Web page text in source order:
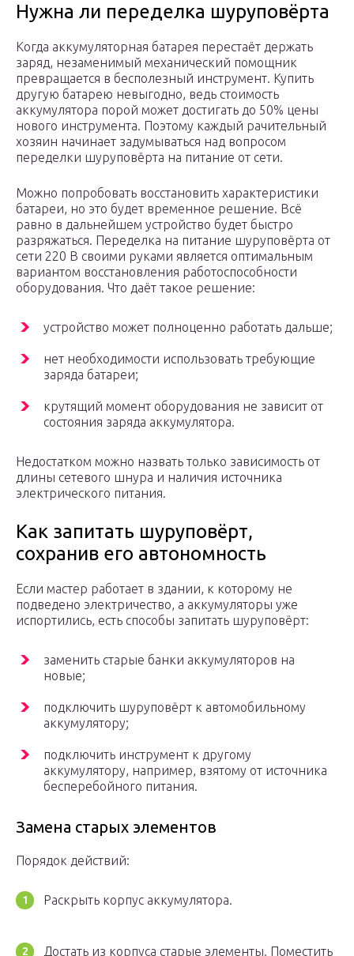
Нужна ли переделка шуруповёрта
Когда аккумуляторная батарея перестаёт держать
заряд, незаменимый механический помощник
превращается в бесполезный инструмент. Купить
другую батарею невыгодно, ведь стоимость
аккумулятора порой может достигать до 50% цены
нового инструмента. Поэтому каждый рачительный
хозяин начинает задумываться над вопросом
переделки шуруповёрта на питание от сети.
Можно попробовать восстановить характеристики
батареи, но это будет временное решение. Всё
равно в дальнейшем устройство будет быстро
разряжаться. Переделка на питание шуруповёрта от
сети 220 В своими руками является оптимальным
вариантом восстановления работоспособности
оборудования. Что даёт такое решение:
устройство может полноценно работать дальше;
нет необходимости использовать требующие
заряда батареи;
крутящий момент оборудования не зависит от
состояния заряда аккумулятора.
Недостатком можно назвать только зависимость от
длины сетевого шнура и наличия источника
электрического питания.
Как запитать шуруповёрт,
сохранив его автономность
Если мастер работает в здании, к которому не
подведено электричество, а аккумуляторы уже
испортились, есть способы запитать шуруповёрт:
заменить старые банки аккумуляторов на
новые;
подключить шуруповёрт к автомобильному
аккумулятору;
подключить инструмент к другому
аккумулятору, например, взятому от источника
бесперебойного питания.
Замена старых элементов
Порядок действий:
Раскрыть корпус аккумулятора.
Достать из корпуса старые элементы. Поместить